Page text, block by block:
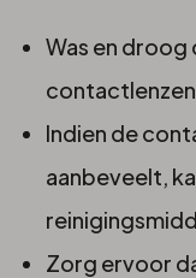
Was en droog
Indien de
aanbeveelt,
Zorg ervoor